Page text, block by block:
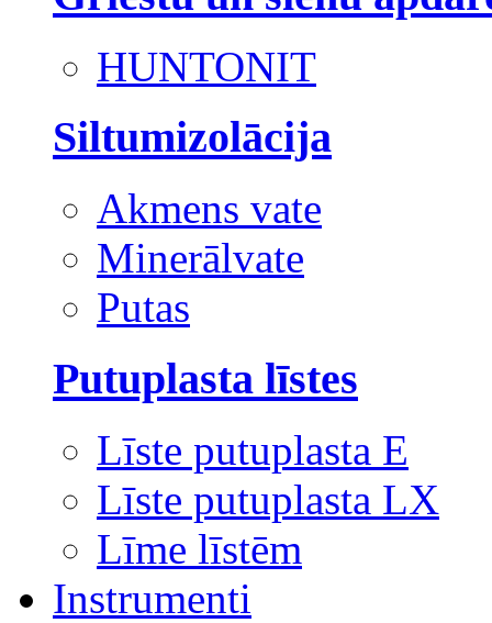
HUNTONIT
Siltumizolācija
Akmens vate
Minerālvate
Putas
Putuplasta līstes
Līste putuplasta E
Līste putuplasta LX
Līme līstēm
Instrumenti